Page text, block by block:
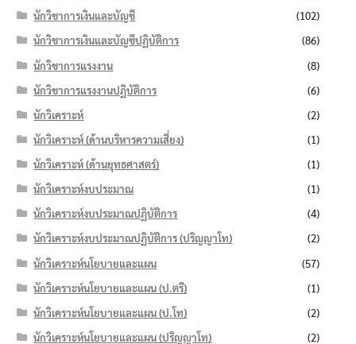
นักวิชาการเงินและบัญชี
(102)
นักวิชาการเงินและบัญชีปฏิบัติการ
(86)
นักวิชาการแรงงาน
(8)
นักวิชาการแรงงานปฏิบัติการ
(6)
นักวิเคราะห์
(2)
นักวิเคราะห์ (ด้านบริหารความเสี่ยง)
(1)
นักวิเคราะห์ (ด้านยุทธศาสตร์)
(1)
นักวิเคราะห์งบประมาณ
(1)
นักวิเคราะห์งบประมาณปฏิบัติการ
(4)
นักวิเคราะห์งบประมาณปฏิบัติการ (ปริญญาโท)
(2)
นักวิเคราะห์นโยบายและแผน
(57)
นักวิเคราะห์นโยบายและแผน (ป.ตรี)
(1)
นักวิเคราะห์นโยบายและแผน (ป.โท)
(2)
นักวิเคราะห์นโยบายและแผน (ปริญญาโท)
(2)